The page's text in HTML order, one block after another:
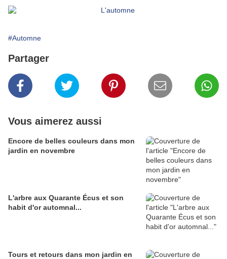
#Automne
Partager
Vous aimerez aussi
Encore de belles couleurs dans mon
jardin en novembre
L'arbre aux Quarante Écus et son
habit d'or automnal...
Tours et retours dans mon jardin en